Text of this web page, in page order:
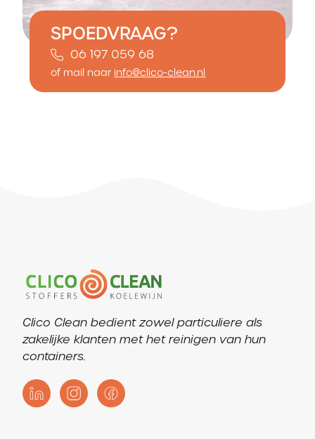
SPOEDVRAAG?
06 197 059 68
of mail naar info@clico-clean.nl
Clico Clean bedient zowel particuliere als
zakelijke klanten met het reinigen van hun
containers.